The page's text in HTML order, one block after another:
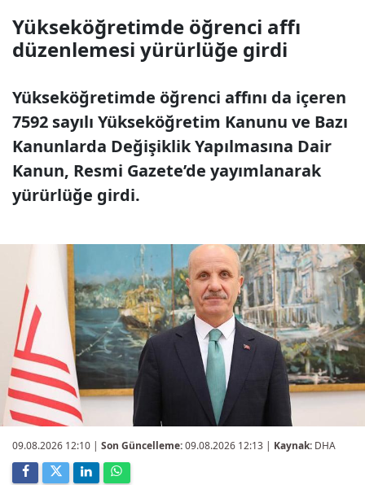
Yükseköğretimde öğrenci affı
düzenlemesi yürürlüğe girdi
Yükseköğretimde öğrenci affını da içeren
7592 sayılı Yükseköğretim Kanunu ve Bazı
Kanunlarda Değişiklik Yapılmasına Dair
Kanun, Resmi Gazete’de yayımlanarak
yürürlüğe girdi.
09.08.2026 12:10 | Son Güncelleme:09.08.2026 12:13 | Kaynak: DHA